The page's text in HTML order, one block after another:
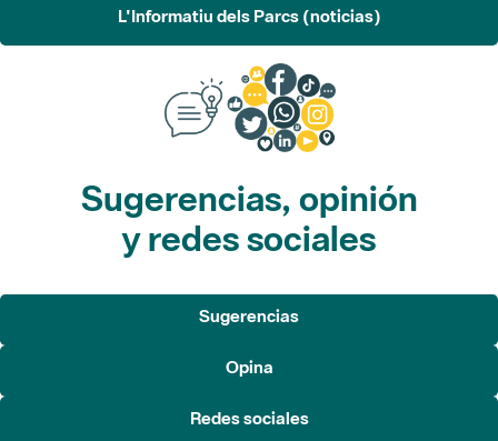
L'Informatiu dels Parcs (noticias)
Sugerencias, opinión
y redes sociales
Sugerencias
Opina
Redes sociales